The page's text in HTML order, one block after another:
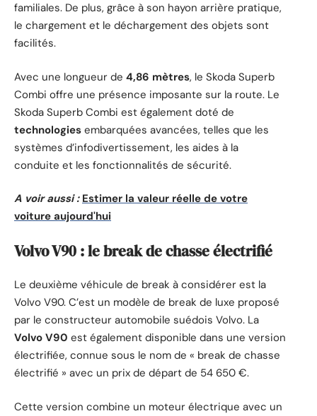
familiales. De plus, grâce à son hayon arrière pratique,
le chargement et le déchargement des objets sont
facilités.
Avec une longueur de 4,86 mètres, le Skoda Superb
Combi offre une présence imposante sur la route. Le
Skoda Superb Combi est également doté de
technologies embarquées avancées, telles que les
systèmes d’infodivertissement, les aides à la
conduite et les fonctionnalités de sécurité.
A voir aussi : Estimer la valeur réelle de votre
voiture aujourd'hui
Volvo V90 : le break de chasse électrifié
Le deuxième véhicule de break à considérer est la
Volvo V90. C’est un modèle de break de luxe proposé
par le constructeur automobile suédois Volvo. La
Volvo V90 est également disponible dans une version
électrifiée, connue sous le nom de « break de chasse
électrifié » avec un prix de départ de 54 650 €.
Cette version combine un moteur électrique avec un